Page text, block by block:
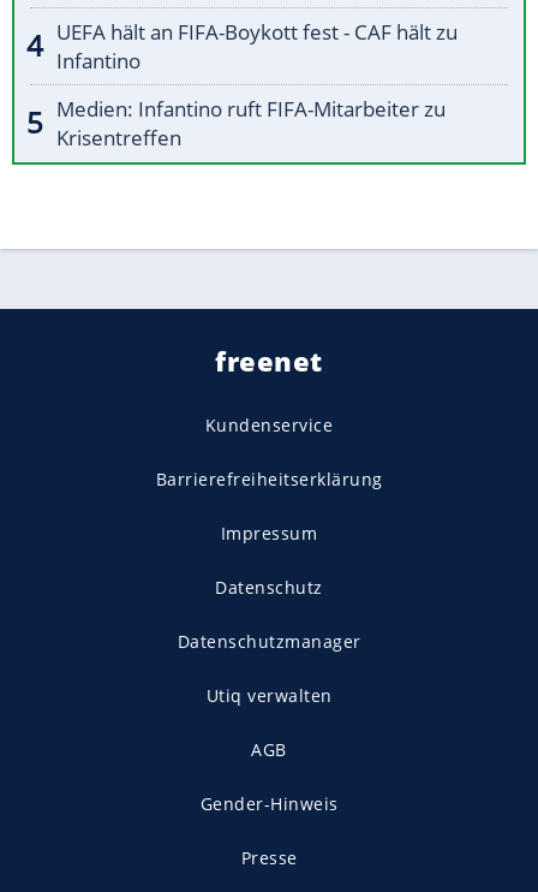
UEFA hält an FIFA-Boykott fest - CAF hält zu
Infantino
Medien: Infantino ruft FIFA-Mitarbeiter zu
Krisentreffen
freenet
Kundenservice
Barrierefreiheitserklärung
Impressum
Datenschutz
Datenschutzmanager
Utiq verwalten
AGB
Gender-Hinweis
Presse